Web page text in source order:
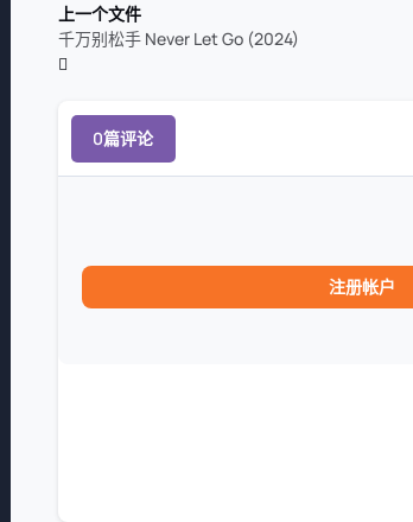
上一个文件
千万别松手 Never Let Go (2024)
0篇评论
注册帐户